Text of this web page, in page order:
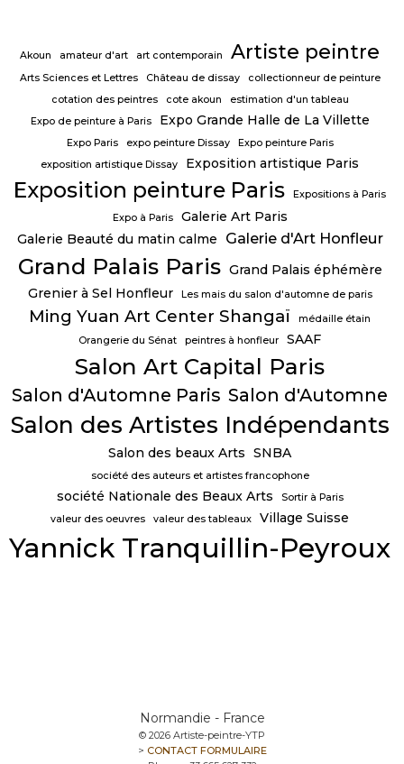
Akoun amateur d'art art contemporain Artiste peintre
Arts Sciences et Lettres Château de dissay
collectionneur de peinture
cotation des peintres
cote akoun
estimation d'un tableau
Expo de peinture à Paris
Expo Grande Halle de La Villette
Expo Paris expo peinture Dissay
Expo peinture Paris
exposition artistique Dissay
Exposition artistique Paris
Exposition peinture Paris
Expositions à Paris
Expo à Paris
Galerie Art Paris
Galerie Beauté du matin calme
Galerie d'Art Honfleur
Grand Palais Paris Grand Palais éphémère
Grenier à Sel Honfleur
Les mais du salon d'automne de paris
Ming Yuan Art Center Shangaï
médaille étain
Orangerie du Sénat
peintres à honfleur SAAF
Salon Art Capital Paris
Salon d'Automne Paris Salon d'Automne
Salon des Artistes Indépendants
Salon des beaux Arts SNBA
société des auteurs et artistes francophone
société Nationale des Beaux Arts
Sortir à Paris
valeur des oeuvres
valeur des tableaux Village Suisse
Yannick Tranquillin-Peyroux
Normandie - France
© 2026 Artiste-peintre-YTP
> CONTACT FORMULAIRE